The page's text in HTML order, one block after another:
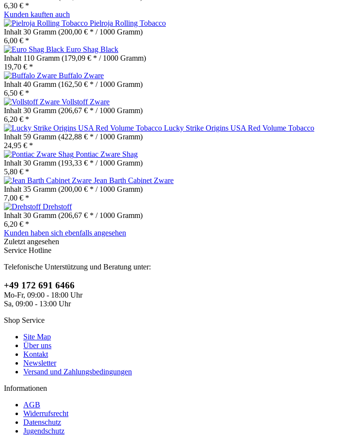
6,30 € *
Kunden kauften auch
Pielroja Rolling Tobacco
Inhalt 30 Gramm (200,00 € * / 1000 Gramm)
6,00 € *
Euro Shag Black
Inhalt 110 Gramm (179,09 € * / 1000 Gramm)
19,70 € *
Buffalo Zware
Inhalt 40 Gramm (162,50 € * / 1000 Gramm)
6,50 € *
Vollstoff Zware
Inhalt 30 Gramm (206,67 € * / 1000 Gramm)
6,20 € *
Lucky Strike Origins USA Red Volume Tobacco
Inhalt 59 Gramm (422,88 € * / 1000 Gramm)
24,95 € *
Pontiac Zware Shag
Inhalt 30 Gramm (193,33 € * / 1000 Gramm)
5,80 € *
Jean Barth Cabinet Zware
Inhalt 35 Gramm (200,00 € * / 1000 Gramm)
7,00 € *
Drehstoff
Inhalt 30 Gramm (206,67 € * / 1000 Gramm)
6,20 € *
Kunden haben sich ebenfalls angesehen
Zuletzt angesehen
Service Hotline
Telefonische Unterstützung und Beratung unter:
+49 172 691 6466
Mo-Fr, 09:00 - 18:00 Uhr
Sa, 09:00 - 13:00 Uhr
Shop Service
Site Map
Über uns
Kontakt
Newsletter
Versand und Zahlungsbedingungen
Informationen
AGB
Widerrufsrecht
Datenschutz
Jugendschutz